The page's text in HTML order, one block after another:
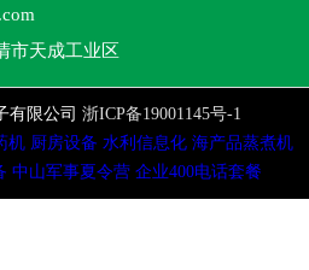
市天成工业区
有限公司 浙ICP备19001145号-1
机 厨房设备 水利信息化 海产品蒸煮机
中山军事夏令营 企业400电话套餐